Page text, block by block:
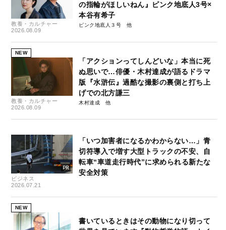
教養・カルチャー
2026.08.09
の指輪がほしいねん』ピンク地底人3号×
本谷有希子
ピンク地底人３号
NEW
教養・カルチャー
2026.08.09
「アクションってしんどいな」本当に死
ぬ思いで…俳優・木村達成が語るドラマ
版『水滸伝』過酷な撮影の裏側と打ち上
げでの北方謙三
木村達成
ビジネス
2026.07.21
「いつ加害者になるかわからない…」青
切符導入で増す大型トラックの不安、自
転車“車道走行時代”に求められる新たな
安全対策
NEW
書いているときはその動物になり切って